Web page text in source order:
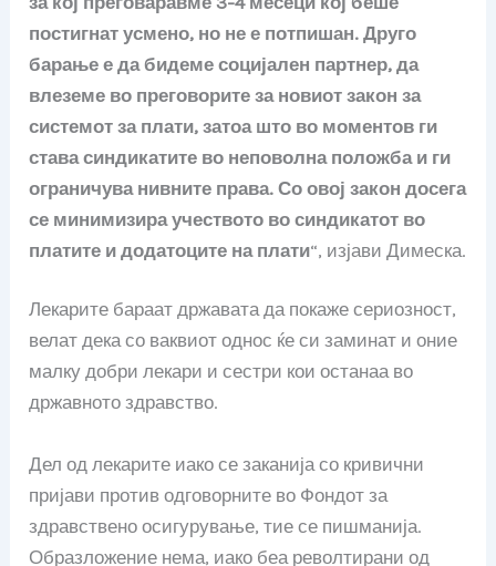
постигнат усмено, но не е потпишан. Друго
барање е да бидеме социјален партнер, да
влеземе во преговорите за новиот закон за
системот за плати, затоа што во моментов ги
става синдикатите во неповолна положба и ги
ограничува нивните права. Со овој закон досега
се минимизира учеството во синдикатот во
платите и додатоците на плати“, изјави Димеска.
Лекарите бараат државата да покаже сериозност,
велат дека со ваквиот однос ќе си заминат и оние
малку добри лекари и сестри кои останаа во
државното здравство.
Дел од лекарите иако се заканија со кривични
пријави против одговорните во Фондот за
здравствено осигурување, тие се пишманија.
Образложение нема, иако беа револтирани од